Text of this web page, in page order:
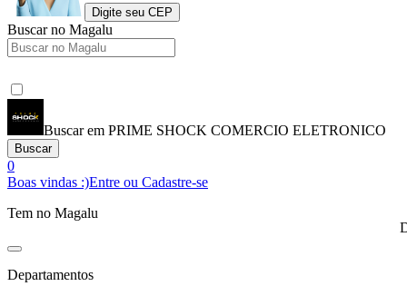
Digite seu CEP
Buscar no Magalu
Buscar em PRIME SHOCK COMERCIO ELETRONICO
Buscar
0
Boas vindas :)Entre ou Cadastre-se
Tem no Magalu
Departamentos